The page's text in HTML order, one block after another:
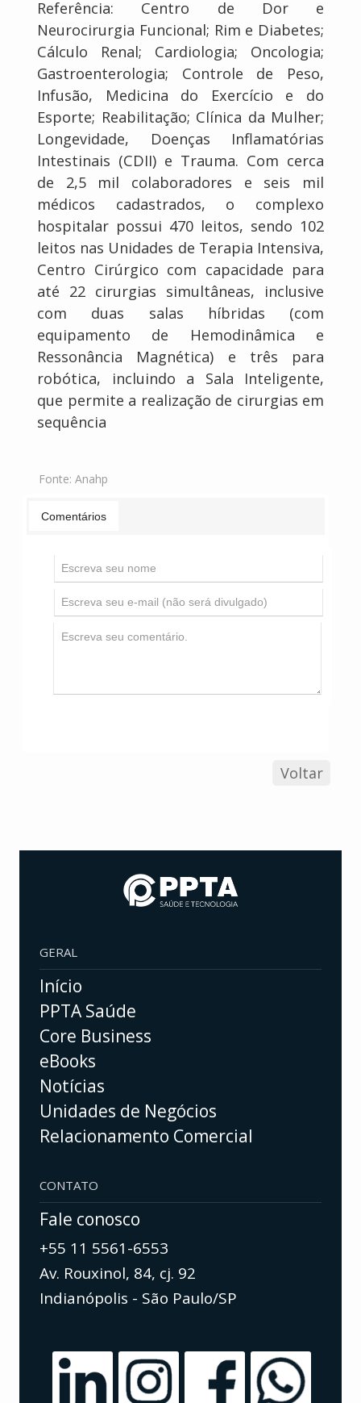
Referência: Centro de Dor e
Neurocirurgia Funcional; Rim e Diabetes;
Cálculo Renal; Cardiologia; Oncologia;
Gastroenterologia; Controle de Peso,
Infusão, Medicina do Exercício e do
Esporte; Reabilitação; Clínica da Mulher;
Longevidade, Doenças Inflamatórias
Intestinais (CDII) e Trauma. Com cerca
de 2,5 mil colaboradores e seis mil
médicos cadastrados, o complexo
hospitalar possui 470 leitos, sendo 102
leitos nas Unidades de Terapia Intensiva,
Centro Cirúrgico com capacidade para
até 22 cirurgias simultâneas, inclusive
com duas salas híbridas (com
equipamento de Hemodinâmica e
Ressonância Magnética) e três para
robótica, incluindo a Sala Inteligente,
que permite a realização de cirurgias em
sequência
Fonte: Anahp
Comentários
Voltar
GERAL
Início
PPTA Saúde
Core Business
eBooks
Notícias
Unidades de Negócios
Relacionamento Comercial
CONTATO
Fale conosco
+55 11 5561-6553
Av. Rouxinol, 84, cj. 92
Indianópolis - São Paulo/SP